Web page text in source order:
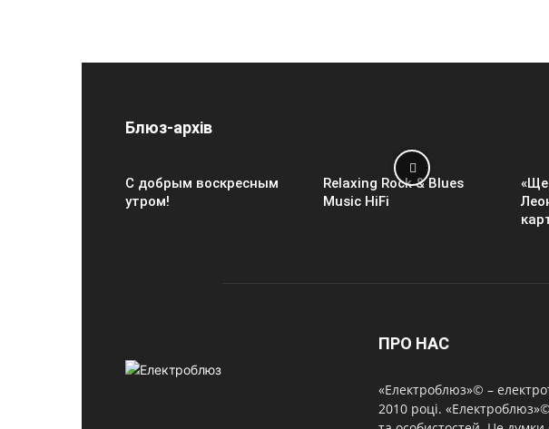
Блюз-архів
С добрым воскресным
утром!
Relaxing Rock & Blues
Music HiFi
ПРО НАС
«Електроблюз»© –
2010 році. «Електроблюз»©